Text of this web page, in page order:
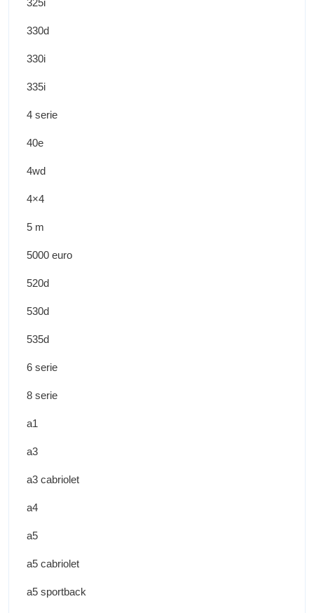
325i
330d
330i
335i
4 serie
40e
4wd
4×4
5 m
5000 euro
520d
530d
535d
6 serie
8 serie
a1
a3
a3 cabriolet
a4
a5
a5 cabriolet
a5 sportback